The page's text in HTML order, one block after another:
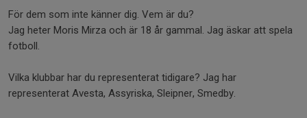
För dem som inte känner dig. Vem är du?
Jag heter Moris Mirza och är 18 år gammal. Jag äskar att spela
fotboll.
Vilka klubbar har du representerat tidigare? Jag har
representerat Avesta, Assyriska, Sleipner, Smedby.